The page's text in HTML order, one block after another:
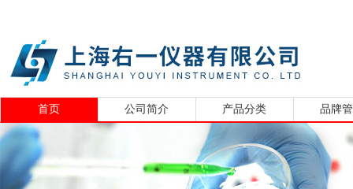
首页 公司简介 产品分类 品牌